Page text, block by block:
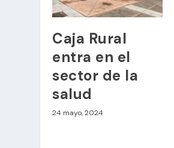
Caja Rural
entra en el
sector de la
salud
24 mayo, 2024